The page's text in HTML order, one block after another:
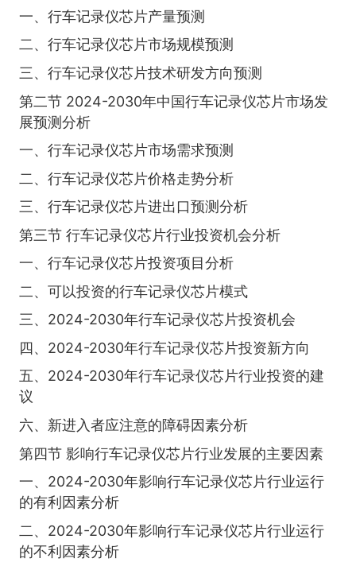
一、行车记录仪芯片产量预测
二、行车记录仪芯片市场规模预测
三、行车记录仪芯片技术研发方向预测
第二节 2024-2030年中国行车记录仪芯片市场发
展预测分析
一、行车记录仪芯片市场需求预测
二、行车记录仪芯片价格走势分析
三、行车记录仪芯片进出口预测分析
第三节 行车记录仪芯片行业投资机会分析
一、行车记录仪芯片投资项目分析
二、可以投资的行车记录仪芯片模式
三、2024-2030年行车记录仪芯片投资机会
四、2024-2030年行车记录仪芯片投资新方向
五、2024-2030年行车记录仪芯片行业投资的建
议
六、新进入者应注意的障碍因素分析
第四节 影响行车记录仪芯片行业发展的主要因素
一、2024-2030年影响行车记录仪芯片行业运行
的有利因素分析
二、2024-2030年影响行车记录仪芯片行业运行
的不利因素分析